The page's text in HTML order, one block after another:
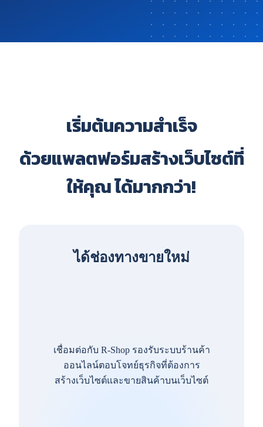
เริ่มต้นความสำเร็จ
ด้วยแพลตฟอร์มสร้างเว็บไซต์ที่
ให้คุณ ได้มากกว่า!
ได้ช่องทางขายใหม่
เชื่อมต่อกับ R-Shop รองรับระบบร้านค้า
ออนไลน์ตอบโจทย์ธุรกิจที่ต้องการ
สร้างเว็บไซต์และขายสินค้าบนเว็บไซต์